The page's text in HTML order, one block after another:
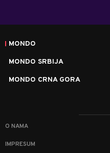
MONDO
MONDO SRBIJA
MONDO CRNA GORA
O NAMA
IMPRESUM